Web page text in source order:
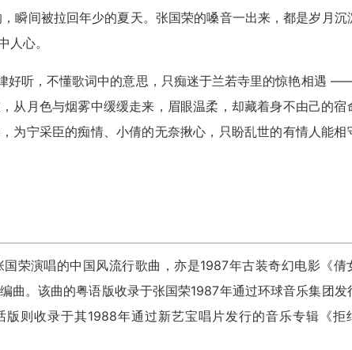
瞬间被拉回年少的夏天。张国荣的嗓音一出来，都是岁月沉
人心。
好听，不懂歌词中的意思，只痴迷于兰若寺里的惊艳相遇
从月色与烟雾中缓缓走来，眉眼温柔，却藏着身不由己的宿
为宁采臣的痴情、小倩的无奈揪心，只盼乱世的有情人能相
国荣演唱的中国风流行歌曲，亦是1987年古装奇幻电影《倩
曲。该曲的粤语版收录于张国荣1987年通过环球音乐集团发
则收录于其1988年通过新艺宝唱片发行的音乐专辑《拒